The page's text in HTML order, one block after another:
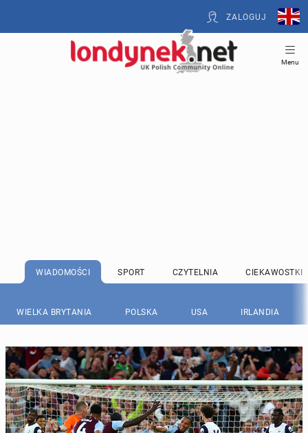
ZALOGUJ
Menu
WIADOMOŚCI SPORT CZYTELNIA CIEKAWOSTKI
WIELKA BRYTANIA POLSKA USA IRLANDIA